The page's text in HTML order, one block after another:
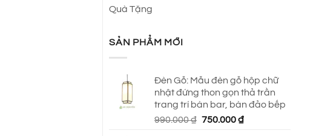
Quà Tặng
SẢN PHẨM MỚI
Đèn Gỗ: Mẫu đèn gỗ hộp chữ
nhật đứng thon gọn thả trần
trang trí bàn bar, bàn đảo bếp
990.000₫ Giá
750.000₫Giá